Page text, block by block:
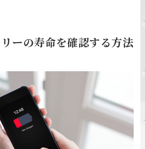
ーの寿命を確認する方法